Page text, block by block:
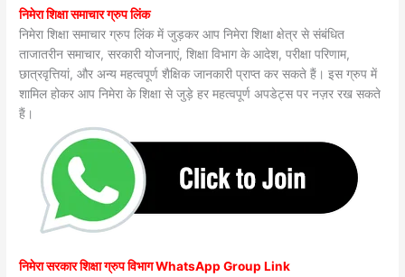
निमेरा शिक्षा समाचार ग्रुप लिंक
निमेरा शिक्षा समाचार ग्रुप लिंक में जुड़कर आप निमेरा शिक्षा क्षेत्र से संबंधित
ताजातरीन समाचार, सरकारी योजनाएं, शिक्षा विभाग के आदेश, परीक्षा परिणाम,
छात्रवृत्तियां, और अन्य महत्वपूर्ण शैक्षिक जानकारी प्राप्त कर सकते हैं। इस ग्रुप में
शामिल होकर आप निमेरा के शिक्षा से जुड़े हर महत्वपूर्ण अपडेट्स पर नज़र रख सकते
हैं।
निमेरा सरकार शिक्षा ग्रुप विभाग WhatsApp Group Link